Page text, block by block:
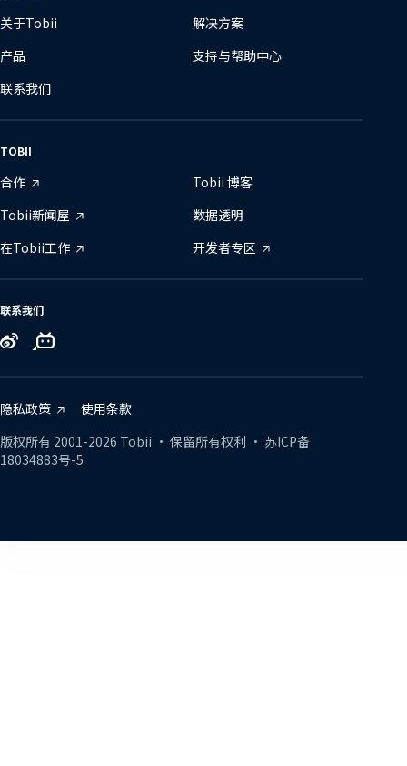
关于Tobii
解决方案
产品
支持与帮助中心
联系我们
TOBII
合作
Tobii 博客
Tobii新闻屋
数据透明
在Tobii工作
开发者专区
联系我们
Tobii
Weibo
Tobii
Zhihu
Tobii
Bilibili
隐私政策
使用条款
版权所有 2001-2026 Tobii • 保留所有权利 • 苏ICP备
18034883号-5